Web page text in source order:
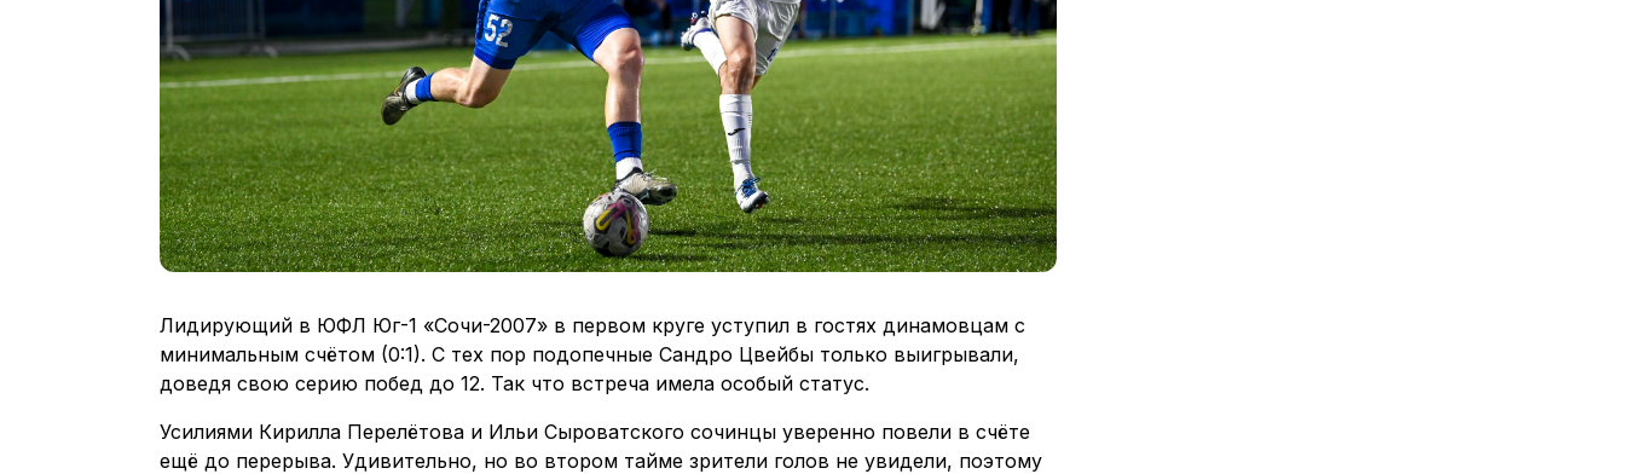
Лидирующий в ЮФЛ Юг-1 «Сочи-2007» в первом круге уступил в гостях динамовцам с
минимальным счётом (0:1). С тех пор подопечные Сандро Цвейбы только выигрывали,
доведя свою серию побед до 12. Так что встреча имела особый статус.
Усилиями Кирилла Перелётова и Ильи Сыроватского сочинцы уверенно повели в счёте
ещё до перерыва. Удивительно, но во втором тайме зрители голов не увидели, поэтому